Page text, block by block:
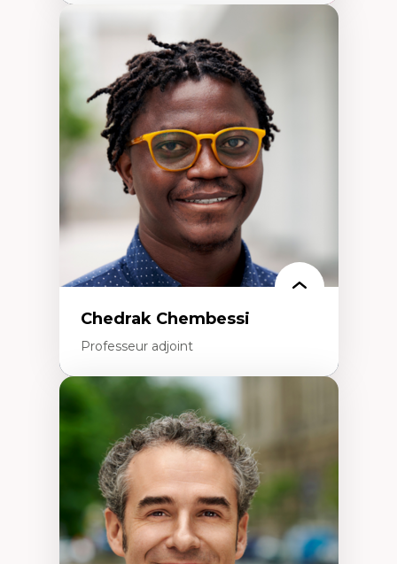
Didactique des sciences – processus
d’enquête et culture scientifique
Éducation en milieu minoritaire –
construction identitaire et conscience
critique
Technologies éducatives – ludification et
programmation pédagogique
La langue dans toutes les matières –
environnement discursif et langage
scientifique
Chedrak Chembessi
Professeur adjoint
Économie circulaire
Modèles d’affaires durables
Histoire des faits économiques
Gestion durable des ressources naturelles
Écologie industrielle
Aménagement durable du territoire
Développement régional
Coopératives
Télétravail en milieu rural francophone
Transition socio-écologique